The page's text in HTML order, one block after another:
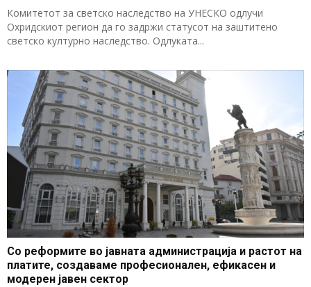
Комитетот за светско наследство на УНЕСКО одлучи
Охридскиот регион да го задржи статусот на заштитено
светско културно наследство. Одлуката...
Со реформите во јавната администрација и растот на
платите, создаваме професионален, ефикасен и
модерен јавен сектор